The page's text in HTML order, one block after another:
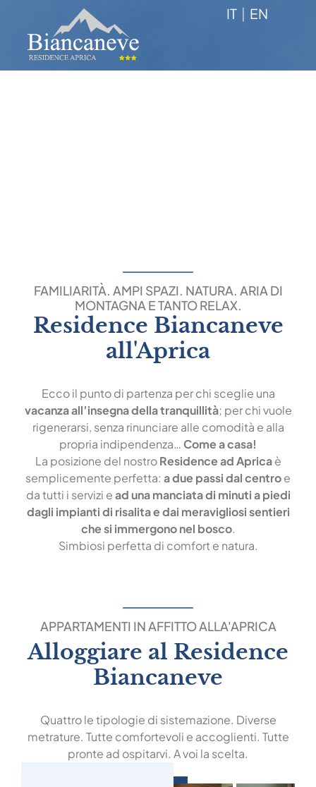
IT | EN
FAMILIARITÀ. AMPI SPAZI. NATURA. ARIA DI
MONTAGNA E TANTO RELAX.
Residence Biancaneve
all'Aprica
Ecco il punto di partenza per chi sceglie una
vacanza all’insegna della tranquillità; per chi vuole
rigenerarsi, senza rinunciare alle comodità e alla
propria indipendenza… Come a casa!
La posizione del nostroResidence ad Apricaè
semplicemente perfetta: a due passi dal centroe
da tutti i servizi ead una manciata di minuti a piedi
dagli impianti di risalita e dai meravigliosi sentieri
che si immergono nel bosco.
Simbiosi perfetta di comfort e natura.
APPARTAMENTI IN AFFITTO ALLA'APRICA
Alloggiare al Residence
Biancaneve
Quattro le tipologie di sistemazione. Diverse
metrature. Tutte comfortevoli e accoglienti. Tutte
pronte ad ospitarvi. A voi la scelta.